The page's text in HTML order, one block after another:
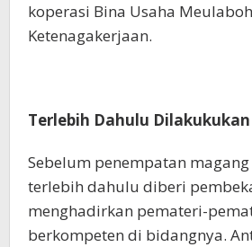
koperasi Bina Usaha Meulaboh
Ketenagakerjaan.
Terlebih Dahulu
Sebelum penempatan
terlebih dahulu diberi
menghadirkan pemateri-
berkompeten di bidangnya.